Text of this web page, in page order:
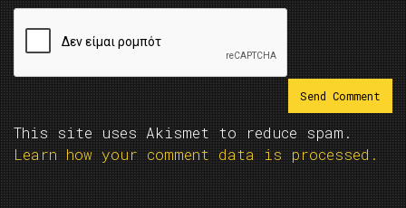
This site uses Akismet to reduce spam.
Learn how your comment data is processed.